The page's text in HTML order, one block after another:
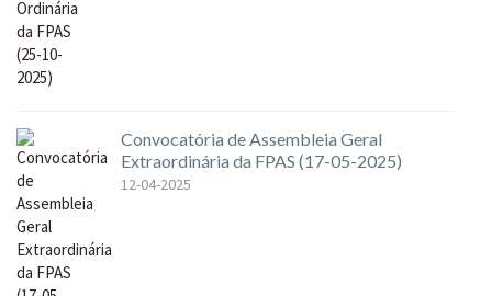
Convocatória de Assembleia Geral
Extraordinária da FPAS (17-05-2025)
12-04-2025